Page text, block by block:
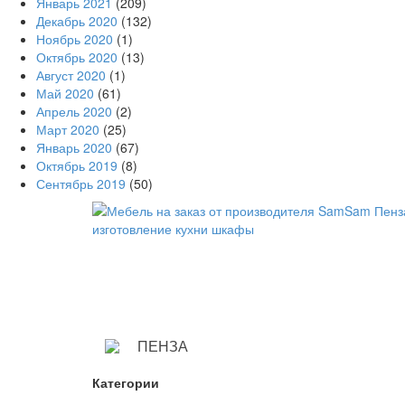
Декабрь 2020 (132)
Ноябрь 2020 (1)
Октябрь 2020 (13)
Август 2020 (1)
Май 2020 (61)
Апрель 2020 (2)
Март 2020 (25)
Январь 2020 (67)
Октябрь 2019 (8)
Сентябрь 2019 (50)
ПЕНЗА
Категории